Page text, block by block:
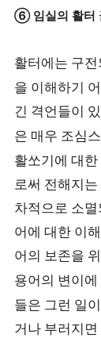
⑥ 임실의 활터
활터에는 구
을 이해하기
긴 격언들이
은 매우 조심
활쏘기에 대
로써 전해지
차적으로 소
어에 대한 이
어의 보존을
용어의 변이
들은 그런 일
거나 부러지